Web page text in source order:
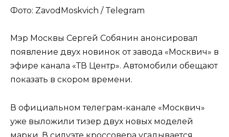
Фото: ZavodMoskvich / Telegram
Мэр Москвы Сергей Собянин анонсировал
появление двух новинок от завода «Москвич» в
эфире канала «ТВ Центр». Автомобили обещают
показать в скором времени.
В официальном телеграм-канале «Москвич»
уже выложили тизер двух новых моделей
марки. В силуэте кроссовера угадывается